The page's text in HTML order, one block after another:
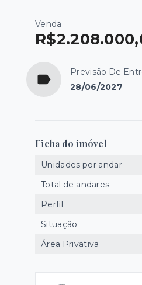
Venda
Previsão De
28/06/2027
Ficha do imóvel
Unidades por andar
Total de andares
Perfil
Situação
Área Privativa